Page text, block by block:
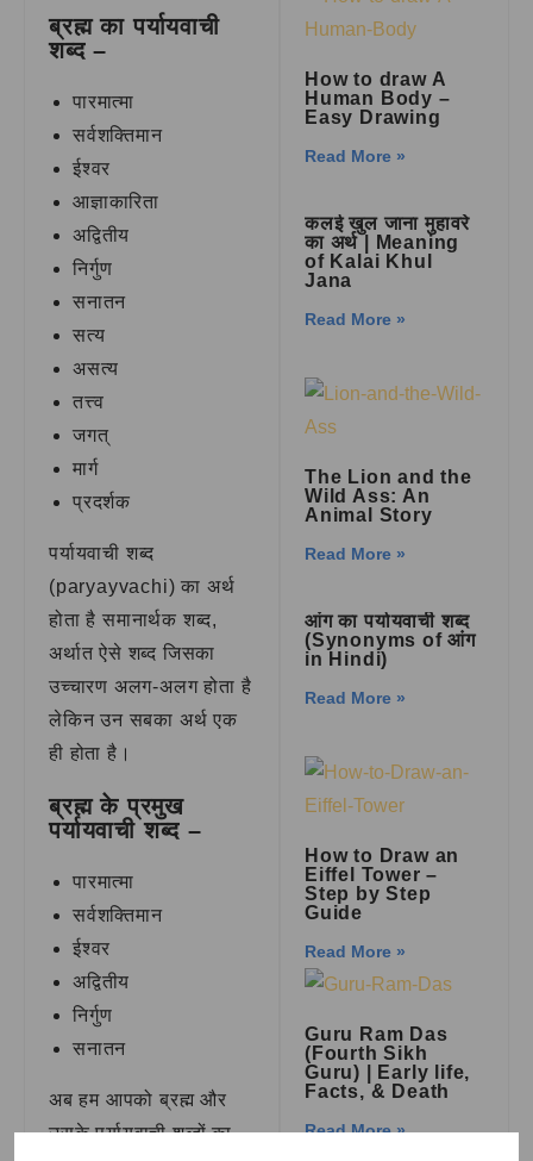
ब्रह्म का पर्यायवाची
शब्द –
पारमात्मा
सर्वशक्तिमान
ईश्वर
आज्ञाकारिता
अद्वितीय
निर्गुण
सनातन
सत्य
असत्य
तत्त्व
जगत्
मार्ग
प्रदर्शक
पर्यायवाची शब्द
(paryayvachi) का अर्थ
होता है समानार्थक शब्द,
अर्थात ऐसे शब्द जिसका
उच्चारण अलग-अलग होता है
लेकिन उन सबका अर्थ एक
ही होता है।
ब्रह्म के प्रमुख
पर्यायवाची शब्द –
पारमात्मा
सर्वशक्तिमान
ईश्वर
अद्वितीय
निर्गुण
सनातन
अब हम आपको ब्रह्म और
उसके पर्यायवाची शब्दों का
How to draw A
Human Body –
Easy Drawing
Read More »
कलई खुल जाना मुहावरे
का अर्थ | Meaning
of Kalai Khul
Jana
Read More »
The Lion and the
Wild Ass: An
Animal Story
Read More »
आंग का पर्यायवाची शब्द
(Synonyms of आंग
in Hindi)
Read More »
How to Draw an
Eiffel Tower –
Step by Step
Guide
Read More »
Guru Ram Das
(Fourth Sikh
Guru) | Early life,
Facts, & Death
Read More »